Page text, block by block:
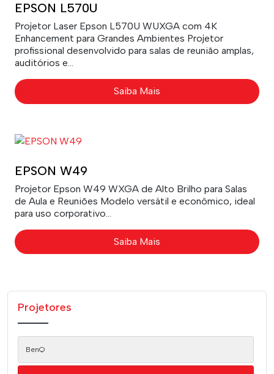
EPSON L570U
Projetor Laser Epson L570U WUXGA com 4K
Enhancement para Grandes Ambientes Projetor
profissional desenvolvido para salas de reunião amplas,
auditórios e...
Saiba Mais
EPSON W49
Projetor Epson W49 WXGA de Alto Brilho para Salas
de Aula e Reuniões Modelo versátil e econômico, ideal
para uso corporativo...
Saiba Mais
Projetores
BenQ